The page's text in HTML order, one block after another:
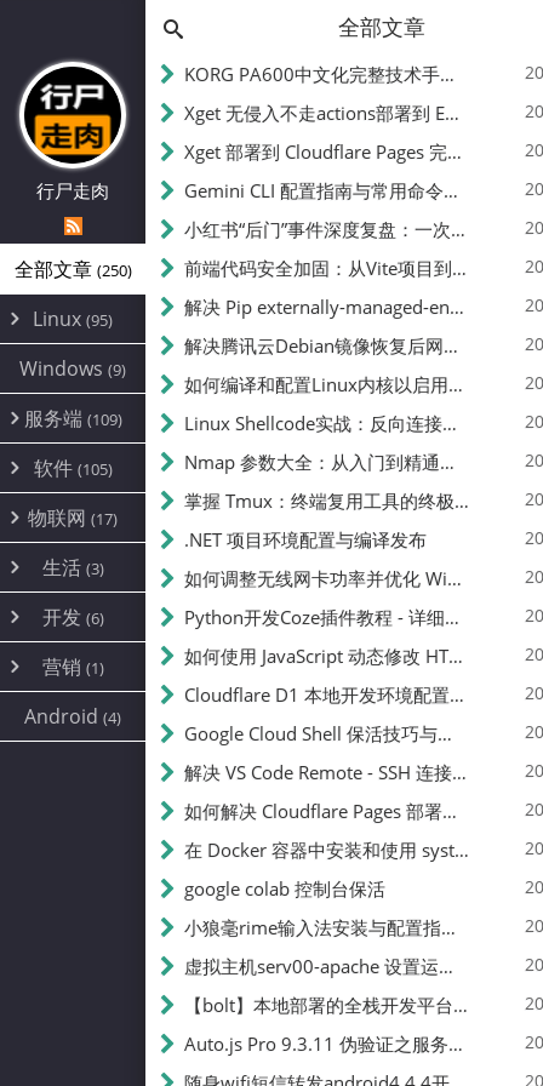
行尸走肉
全部文章 (250)
Linux (95)
Alpine
CentOS(17)
Debian(24)
ProxmoxVE
Ubuntu(7)
Windows (9)
服务端 (109)
环境配置
DD重装(3)
加速优化(34)
面板(12)
容器
游戏 (7)
饥荒(7)
云服务商(4)
WEB源码(6)
建站(5)
软件 (105)
安全(12)
办公(4)
图片 (2)
文件
系统 (35)
AI(10)
物联网 (17)
路由器
随身wifi(1)
mobile(14)
刷机
magisk
生活 (3)
线报
sim卡(1)
开发 (6)
编译
JavaScript(2)
python(2)
营销 (1)
公关(1)
SEO(1)
Android (4)
全部文章
KORG PA600中文化完整技术手册 - 从逆向到实现的全流程指南
Xget 无侵入不走actions部署到 EdgeOne Pages 指南
Xget 部署到 Cloudflare Pages 完整指南 - 无需修改源码的构建配置
Gemini CLI 配置指南与常用命令中文翻译 | API Key、MCP、代理设置
小红书“后门”事件深度复盘：一次沉默危机下的品牌、技术与流程三重考验
前端代码安全加固：从Vite项目到纯静态页面的深度混淆技术备忘
解决 Pip externally-managed-environment 错误：临时与永久绕过方案
解决腾讯云Debian镜像恢复后网络不通问题
如何编译和配置Linux内核以启用BBR2 | 内核编译教程
Linux Shellcode实战：反向连接、持久化、免杀技术详解（MSF,Cobalt Strike）- 从原理到C加载器实现
Nmap 参数大全：从入门到精通，掌握网络扫描的核心技巧
掌握 Tmux：终端复用工具的终极指南
.NET 项目环境配置与编译发布
如何调整无线网卡功率并优化 Wifite 的功率设置
Python开发Coze插件教程 - 详细步骤与注意事项
如何使用 JavaScript 动态修改 HTML 中的权限文本 | 前端开发教程
Cloudflare D1 本地开发环境配置指南 | CF Pages Local Development Guide
Google Cloud Shell 保活技巧与配额时间查看方法
解决 VS Code Remote - SSH 连接失败问题：从权限问题到成功启动
如何解决 Cloudflare Pages 部署中的 API Token 权限问题
在 Docker 容器中安装和使用 systemctl 的完整指南
google colab 控制台保活
小狼毫rime输入法安装与配置指南：从基础到高级自定义
虚拟主机serv00-apache 设置运行目录
【bolt】本地部署的全栈开发平台，支持本地及众多API，本地一键生成应用，部署教程
Auto.js Pro 9.3.11 伪验证之服务器接口 Nginx 版
📝
250
篇文章
✍️
231k
总字数
👥